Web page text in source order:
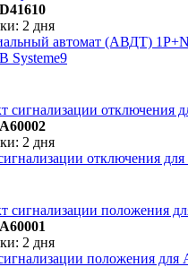
2 дня
автомат (АВДТ)
Systeme9
2 дня
отключения
2 дня
положения для